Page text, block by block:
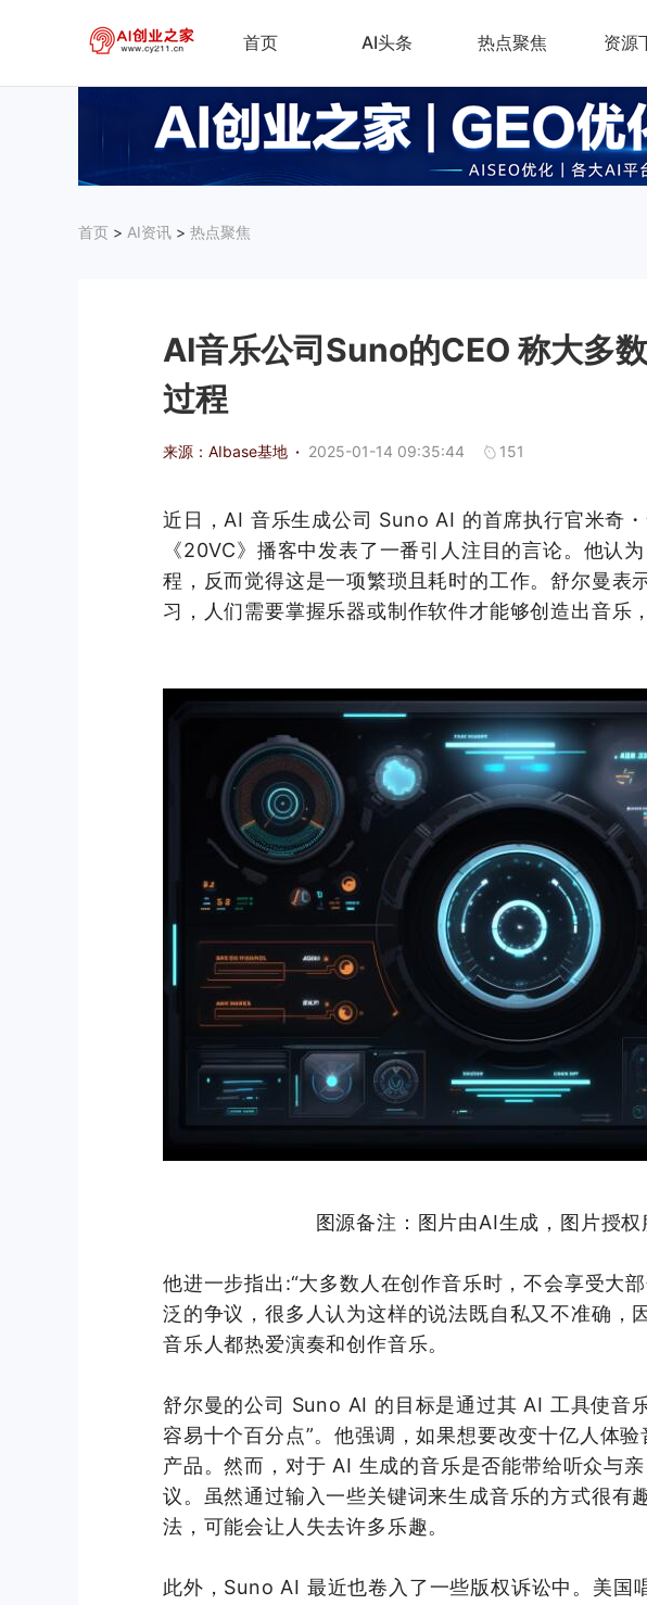
首页 AI头条 热点聚焦 资源
首页 > AI资讯 > 热点聚焦
AI音乐公司Suno的CEO 称大多
过程
来源：AIbase基地 · 2025-01-14 09:35:44 151
近日，AI 音乐生成公司 Suno AI 的首席执行官米奇
《20VC》播客中发表了一番引人注目的言论。他认
程，反而觉得这是一项繁琐且耗时的工作。舒尔曼表
习，人们需要掌握乐器或制作软件才能够创造出音乐
图源备注：图片由AI生成，图片授
他进一步指出:“大多数人在创作音乐时，不会享受大
泛的争议，很多人认为这样的说法既自私又不准确，
音乐人都热爱演奏和创作音乐。
舒尔曼的公司 Suno AI 的目标是通过其 AI 工具使音
容易十个百分点”。他强调，如果想要改变十亿人体
产品。然而，对于 AI 生成的音乐是否能带给听众与
议。虽然通过输入一些关键词来生成音乐的方式很有
法，可能会让人失去许多乐趣。
此外，Suno AI 最近也卷入了一些版权诉讼中。美国